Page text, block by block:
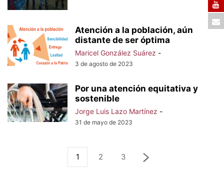
Atención a la población, aún
distante de ser óptima
Maricel González Suárez -
3 de agosto de 2023
Por una atención equitativa y
sostenible
Jorge Luis Lazo Martínez -
31 de mayo de 2023
1 2 3